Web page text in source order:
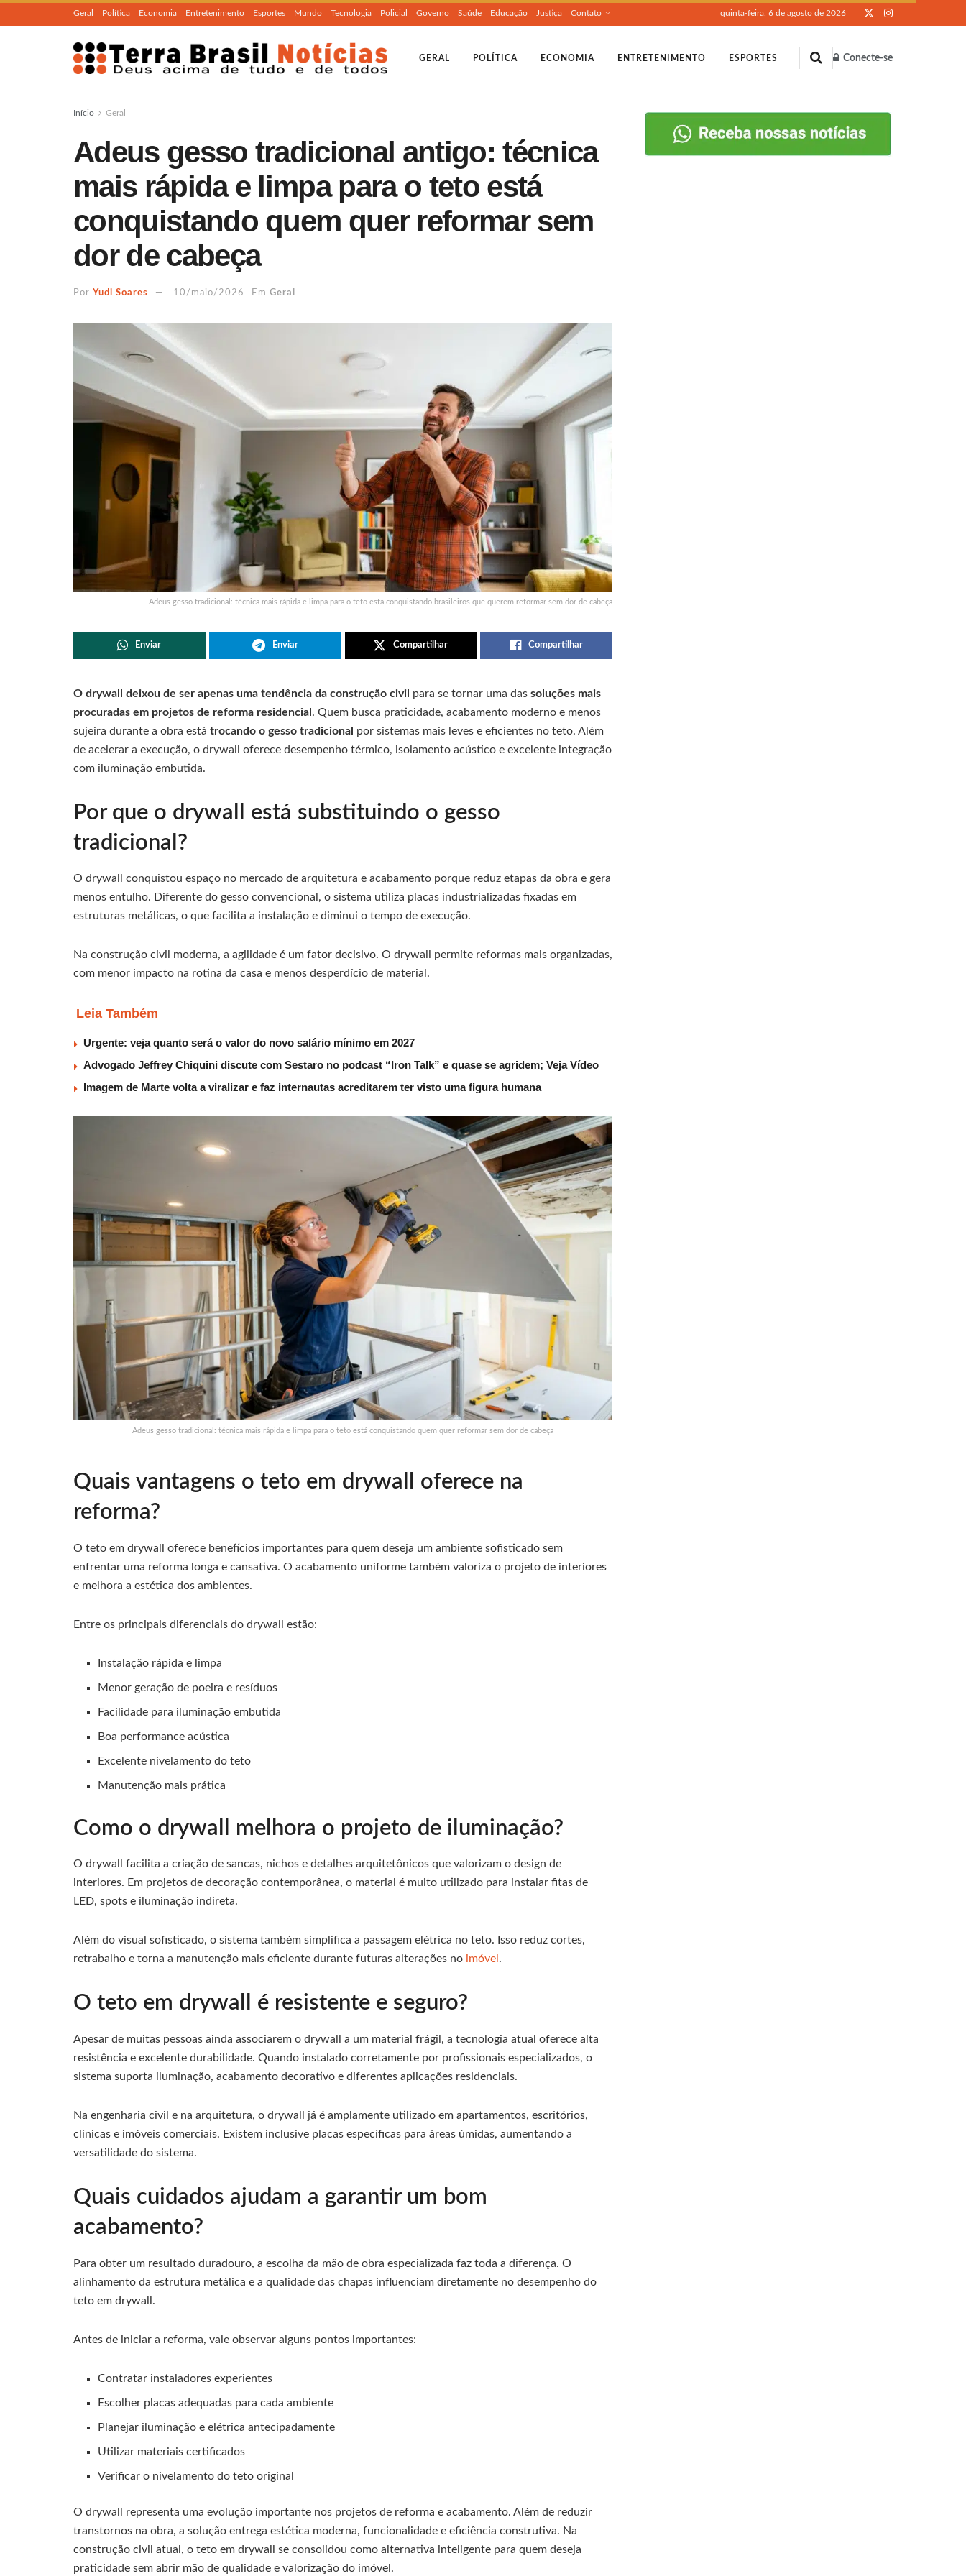
Geral Política Economia Entretenimento Esportes Mundo Tecnologia Policial Governo Saúde Educação Justiça Contato quinta-feira, 6 de agosto de 2026
GERAL POLÍTICA ECONOMIA ENTRETENIMENTO ESPORTES Conecte-se
Início Geral
Adeus gesso tradicional antigo: técnica
mais rápida e limpa para o teto está
conquistando quem quer reformar sem
dor de cabeça
Por Yudi Soares 10/maio/2026 Em Geral
Adeus gesso tradicional: técnica mais rápida e limpa para o teto está conquistando brasileiros que querem reformar sem dor de cabeça
Enviar Enviar Compartilhar Compartilhar
O drywall deixou de ser apenas uma tendência da construção civil para se tornar uma das soluções mais
procuradas em projetos de reforma residencial . Quem busca praticidade, acabamento moderno e menos
sujeira durante a obra está trocando o gesso tradicional por sistemas mais leves e eficientes no teto. Além
de acelerar a execução, o drywall oferece desempenho térmico, isolamento acústico e excelente integração
com iluminação embutida.
Por que o drywall está substituindo o gesso
tradicional?
O drywall conquistou espaço no mercado de arquitetura e acabamento porque reduz etapas da obra e gera
menos entulho. Diferente do gesso convencional, o sistema utiliza placas industrializadas fixadas em
estruturas metálicas, o que facilita a instalação e diminui o tempo de execução.
Na construção civil moderna, a agilidade é um fator decisivo. O drywall permite reformas mais organizadas,
com menor impacto na rotina da casa e menos desperdício de material.
Leia Também
Urgente: veja quanto será o valor do novo salário mínimo em 2027
Advogado Jeffrey Chiquini discute com Sestaro no podcast “Iron Talk” e quase se agridem; Veja Vídeo
Imagem de Marte volta a viralizar e faz internautas acreditarem ter visto uma figura humana
Adeus gesso tradicional: técnica mais rápida e limpa para o teto está conquistando quem quer reformar sem dor de cabeça
Quais vantagens o teto em drywall oferece na
reforma?
O teto em drywall oferece benefícios importantes para quem deseja um ambiente sofisticado sem
enfrentar uma reforma longa e cansativa. O acabamento uniforme também valoriza o projeto de interiores
e melhora a estética dos ambientes.
Entre os principais diferenciais do drywall estão:
Instalação rápida e limpa
Menor geração de poeira e resíduos
Facilidade para iluminação embutida
Boa performance acústica
Excelente nivelamento do teto
Manutenção mais prática
Como o drywall melhora o projeto de iluminação?
O drywall facilita a criação de sancas, nichos e detalhes arquitetônicos que valorizam o design de
interiores. Em projetos de decoração contemporânea, o material é muito utilizado para instalar fitas de
LED, spots e iluminação indireta.
Além do visual sofisticado, o sistema também simplifica a passagem elétrica no teto. Isso reduz cortes,
retrabalho e torna a manutenção mais eficiente durante futuras alterações no imóvel .
O teto em drywall é resistente e seguro?
Apesar de muitas pessoas ainda associarem o drywall a um material frágil, a tecnologia atual oferece alta
resistência e excelente durabilidade. Quando instalado corretamente por profissionais especializados, o
sistema suporta iluminação, acabamento decorativo e diferentes aplicações residenciais.
Na engenharia civil e na arquitetura, o drywall já é amplamente utilizado em apartamentos, escritórios,
clínicas e imóveis comerciais. Existem inclusive placas específicas para áreas úmidas, aumentando a
versatilidade do sistema.
Quais cuidados ajudam a garantir um bom
acabamento?
Para obter um resultado duradouro, a escolha da mão de obra especializada faz toda a diferença. O
alinhamento da estrutura metálica e a qualidade das chapas influenciam diretamente no desempenho do
teto em drywall.
Antes de iniciar a reforma, vale observar alguns pontos importantes:
Contratar instaladores experientes
Escolher placas adequadas para cada ambiente
Planejar iluminação e elétrica antecipadamente
Utilizar materiais certificados
Verificar o nivelamento do teto original
O drywall representa uma evolução importante nos projetos de reforma e acabamento. Além de reduzir
transtornos na obra, a solução entrega estética moderna, funcionalidade e eficiência construtiva. Na
construção civil atual, o teto em drywall se consolidou como alternativa inteligente para quem deseja
praticidade sem abrir mão de qualidade e valorização do imóvel.